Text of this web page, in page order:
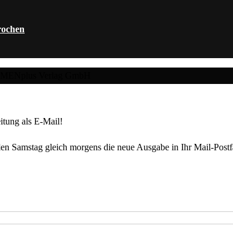
als E-Mail!
Samstag gleich morgens die neue Ausgabe in Ihr Mail-